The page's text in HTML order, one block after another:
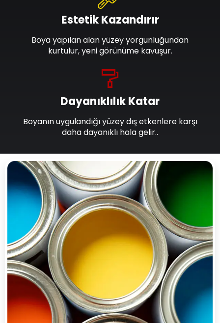
Dayanıklılık Katar
Boyanın uygulandığı yüzey dış etkenlere karşı
daha dayanıklı hala gelir..
Estetik Kazandırır
Boya yapılan alan yüzey yorgunluğundan
kurtulur, yeni görünüme kavuşur.